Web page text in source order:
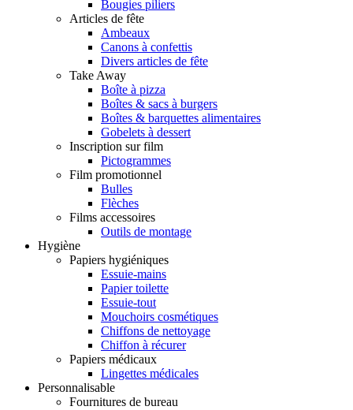
Bougies piliers
Articles de fête
Ambeaux
Canons à confettis
Divers articles de fête
Take Away
Boîte à pizza
Boîtes & sacs à burgers
Boîtes & barquettes alimentaires
Gobelets à dessert
Inscription sur film
Pictogrammes
Film promotionnel
Bulles
Flèches
Films accessoires
Outils de montage
Hygiène
Papiers hygiéniques
Essuie-mains
Papier toilette
Essuie-tout
Mouchoirs cosmétiques
Chiffons de nettoyage
Chiffon à récurer
Papiers médicaux
Lingettes médicales
Personnalisable
Fournitures de bureau